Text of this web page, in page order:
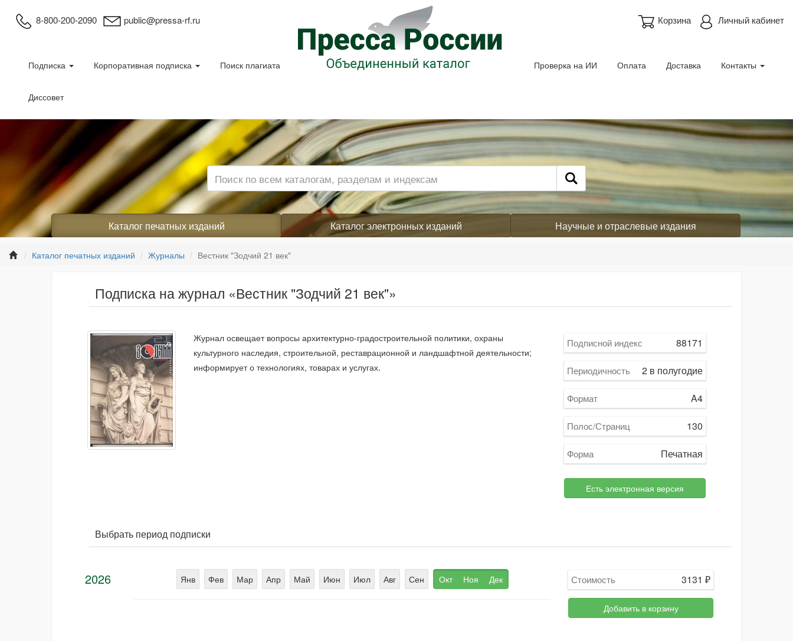
8-800-200-2090 public@pressa-rf.ru Личный кабинет
Корзина
Подписка Корпоративная подписка Поиск плагиата
Диссовет
Проверка на ИИ Оплата Доставка Контакты
Каталог печатных изданий Каталог электронных изданий Научные и отраслевые издания
Каталог печатных изданий Журналы Вестник "Зодчий 21 век"
Подписка на журнал «Вестник "Зодчий 21 век"»
Журнал освещает вопросы архитектурно-градостроительной политики, охраны
культурного наследия, строительной, реставрационной и ландшафтной деятельности;
информирует о технологиях, товарах и услугах.
Подписной индекс 88171
Периодичность 2 в полугодие
Формат A4
Полос/Страниц 130
Форма Печатная
Есть электронная версия
Выбрать период подписки
2026 Янв Фев Мар Апр Май Июн Июл Авг Сен Окт Ноя Дек Стоимость 3131 ₽
Добавить в корзину